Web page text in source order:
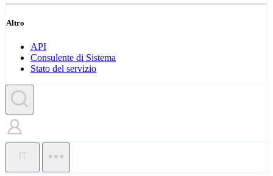
Altro
API
Consulente di Sistema
Stato del servizio
IT